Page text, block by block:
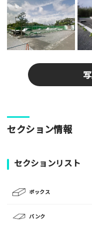
パークやスポットの写真
がみんなの参考となります
[text photo1alt
写真
セクション情報
セクションリスト
ボックス
バンク